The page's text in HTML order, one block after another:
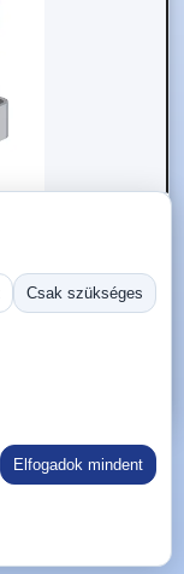
rögzített
250 kg 1 db
Csak szükséges
Elfogadok mindent